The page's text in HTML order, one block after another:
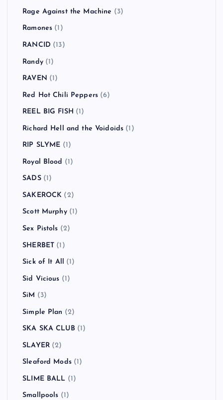
Rage Against the Machine (3)
Ramones (1)
RANCID (13)
Randy(1)
RAVEN (1)
Red Hot Chili Peppers (6)
REEL BIG FISH (1)
Richard Hell and the Voidoids (1)
RIP SLYME (1)
Royal Blood (1)
SADS(1)
SAKEROCK (2)
Scott Murphy(1)
Sex Pistols (2)
SHERBET (1)
Sick of It All (1)
Sid Vicious (1)
SiM (3)
Simple Plan (2)
SKA SKA CLUB (1)
SLAYER(2)
Sleaford Mods(1)
SLIME BALL (1)
Smallpools (1)